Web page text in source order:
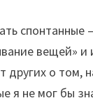
вещей» и
о том,
я не мог бы